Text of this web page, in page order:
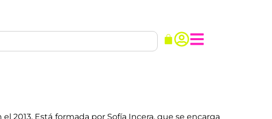
2013. Está formada por Sofía Incera, que se encarga